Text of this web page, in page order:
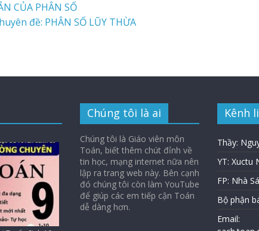
CỦA PHÂN SỐ
đề: PHÂN SỐ LŨY THỪA
Chúng tôi là ai
Chúng tôi là Giáo viên môn
Toán, biết thêm chút đỉnh về
tin học, mạng internet nữa nên
lập ra trang web này. Bên cạnh
đó chúng tôi còn làm YouTube
để giúp các em tiếp cận Toán
dễ dàng hơn.
Kênh
Thầy:
YT: Xuctu
FP: Nhà
Bộ phận
Email: